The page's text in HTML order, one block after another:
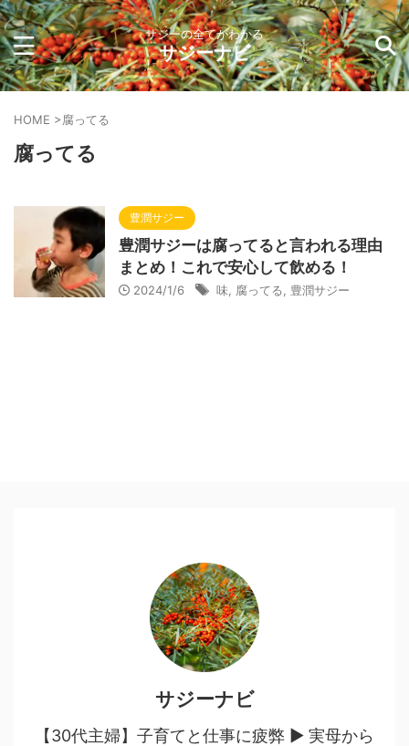
サジーの全てがわかる
サジーナビ
HOME >腐ってる
腐ってる
豊潤サジー
豊潤サジーは腐ってると言われる理由
まとめ！これで安心して飲める！
2024/1/6 味 腐ってる 豊潤サジー
サジーナビ
【30代主婦】子育てと仕事に疲弊 ▶︎ 実母から